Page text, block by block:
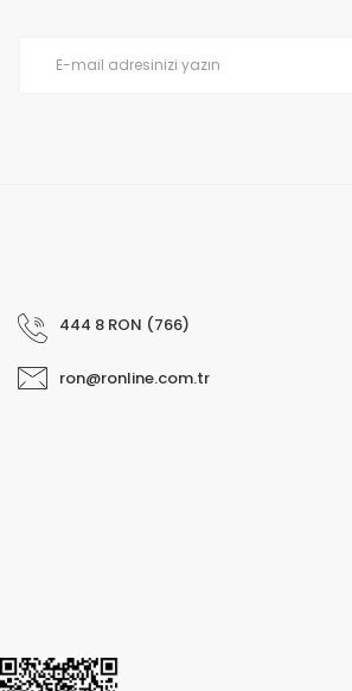
444 8 RON (766)
ron@ronline.com.tr